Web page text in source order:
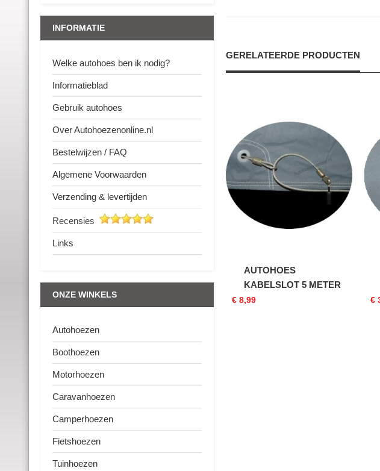
GERELATEERDE PRODUCTEN
AUTOHOES
KABELSLOT 5 METER
€ 8,99 €
INFORMATIE
Welke autohoes ben ik nodig?
Informatieblad
Gebruik autohoes
Over Autohoezenonline.nl
Bestelwijzen / FAQ
Algemene Voorwaarden
Verzending & levertijden
Recensies
Links
ONZE WINKELS
Autohoezen
Boothoezen
Motorhoezen
Caravanhoezen
Camperhoezen
Fietshoezen
Tuinhoezen